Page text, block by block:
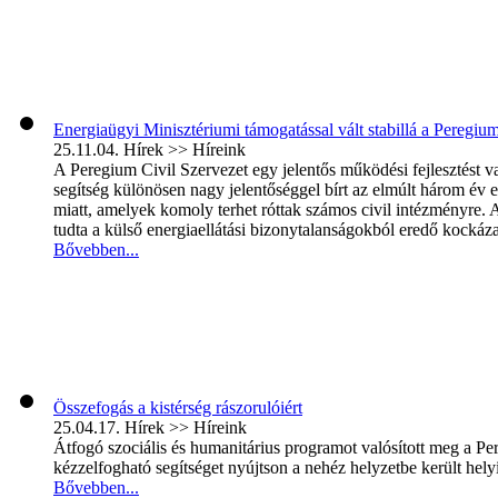
Energiaügyi Minisztériumi támogatással vált stabillá a
25.11.04. Hírek >> Híreink
A Peregium Civil Szervezet egy jelentős működési fejlesztést
segítség különösen nagy jelentőséggel bírt az elmúlt három év
miatt, amelyek komoly terhet róttak számos civil intézményre.
tudta a külső energiaellátási bizonytalanságokból eredő
Bővebben...
Összefogás a kistérség rászorulóiért
25.04.17. Hírek >> Híreink
Átfogó szociális és humanitárius programot valósított meg a
kézzelfogható segítséget nyújtson a nehéz helyzetbe került
Bővebben...